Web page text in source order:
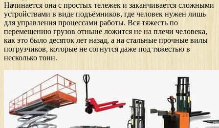
Начинается она с простых тележек и заканчивается сложными
устройствами в виде подъёмников, где человек нужен лишь
для управления процессами работы. Вся тяжесть по
перемещению грузов отныне ложится не на плечи человека,
как это было десяток лет назад, а на стальные прочные вилы
погрузчиков, которые не согнутся даже под тяжестью в
несколько тонн.